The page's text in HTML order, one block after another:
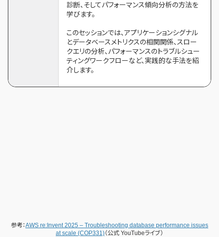
診断、そしてパフォーマンス傾向分析の方法を
学びます。
このセッションでは、アプリケーションシグナル
とデータベースメトリクスの相関関係、スロー
クエリの分析、パフォーマンスのトラブルシュー
ティングワークフローなど、実践的な手法を紹
介します。
参考：AWS re:Invent 2025 – Troubleshooting database performance issues
at scale (COP331)（公式 YouTubeライブ）